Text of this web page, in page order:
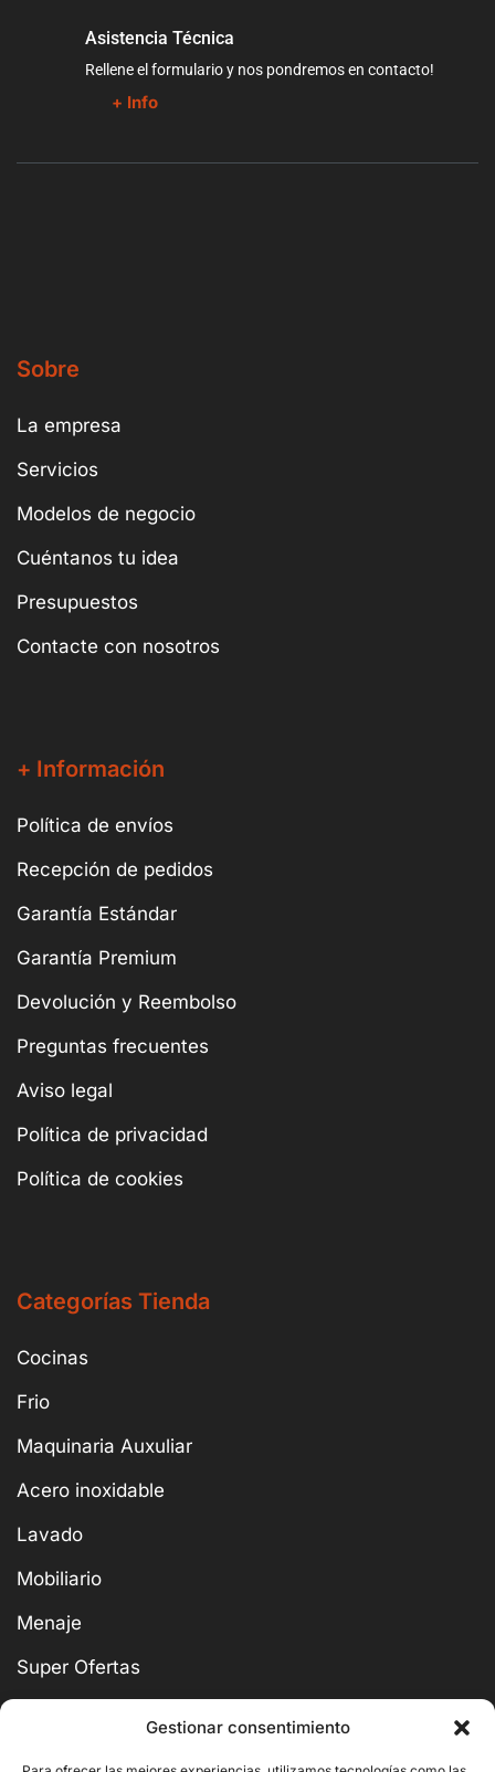
Gestionar consentimiento
Asistencia Técnica
Rellene el formulario y nos pondremos en contacto!
+ Info
Sobre
La empresa
Servicios
Modelos de negocio
Cuéntanos tu idea
Presupuestos
Contacte con nosotros
+ Información
Política de envíos
Recepción de pedidos
Garantía Estándar
Garantía Premium
Devolución y Reembolso
Preguntas frecuentes
Aviso legal
Política de privacidad
Política de cookies
Categorías Tienda
Cocinas
Frio
Maquinaria Auxuliar
Acero inoxidable
Lavado
Mobiliario
Menaje
Super Ofertas